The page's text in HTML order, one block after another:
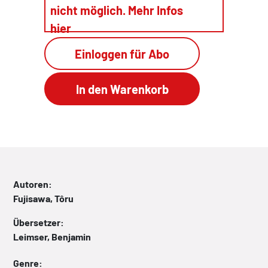
nicht möglich. Mehr Infos
hier
Einloggen für Abo
Autoren:
Fujisawa, Tôru
Übersetzer:
Leimser, Benjamin
Genre: